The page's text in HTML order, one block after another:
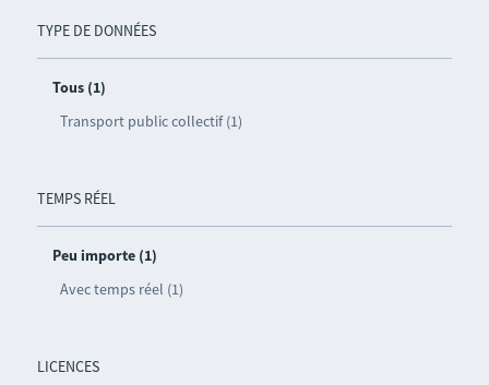
TYPE DE DONNÉES
Tous (1)
Transport public collectif (1)
TEMPS RÉEL
Peu importe (1)
Avec temps réel (1)
LICENCES